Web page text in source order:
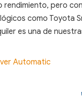
rendimiento, pero
como Toyota
es una de